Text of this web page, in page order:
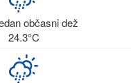
občasni dež
24.3°C